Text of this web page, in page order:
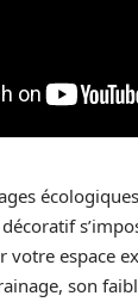
espace
son